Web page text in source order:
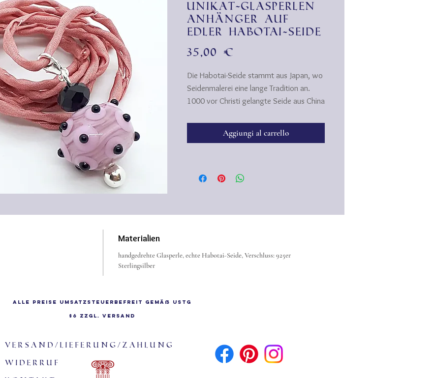
Unikat-Glasperlen
Anhänger auf
edler Habotai-Seide
35,00 €
Die Habotai-Seide stammt aus Japan, wo
Seidenmalerei eine lange Tradition an.
1000 vor Christi gelangte Seide aus China
Beliebtheit erlangte. Kurz darauf
konnten und so ihr Zerfließen auf der
auf besonders hellem, feinen und dichtem
Sie zeichnet sich durch ihre sehr feine und
an Feuchtigkeit aufnehmen, ohne sich
Aggiungi al carrello
Materialien
handgedrehte Glasperle, echte Habotai-Seide, Verschluss: 925er
Sterlingsilber
Alle Preise Umsatzsteuerbefreit gemäß UStG
§6 zzgl. Versand
Versand/Lieferung/Zahlung
Widerruf